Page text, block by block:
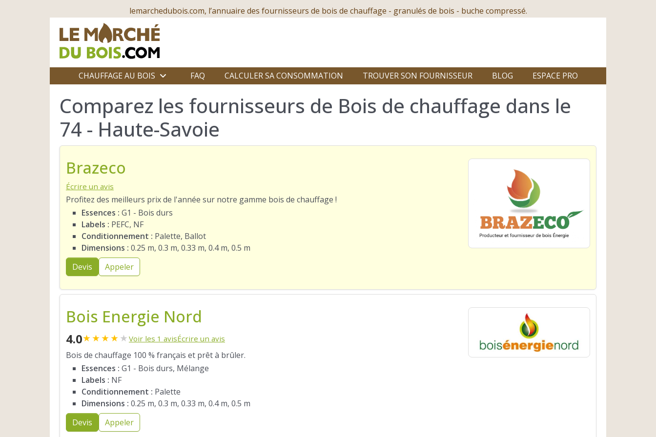
lemarchedubois.com, l’annuaire des fournisseurs de bois de chauffage - granulés de bois - buche compressé.
CHAUFFAGE AU BOIS FAQ CALCULER SA CONSOMMATION TROUVER SON FOURNISSEUR BLOG ESPACE PRO
Comparez les fournisseurs de Bois de chauffage dans le
74 - Haute-Savoie
Brazeco
Écrire un avis
Profitez des meilleurs prix de l'année sur notre gamme bois de chauffage !
Essences : G1 - Bois durs
Labels : PEFC, NF
Conditionnement : Palette, Ballot
Dimensions : 0.25 m, 0.3 m, 0.33 m, 0.4 m, 0.5 m
Devis
Appeler
Bois Energie Nord
4.0★★★★★ Voir les 1 avisÉcrire un avis
Bois de chauffage 100 % français et prêt à brûler.
Essences : G1 - Bois durs, Mélange
Labels : NF
Conditionnement : Palette
Dimensions : 0.25 m, 0.3 m, 0.33 m, 0.4 m, 0.5 m
Devis
Appeler